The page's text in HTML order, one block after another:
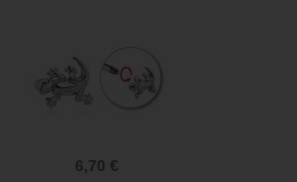
6,70 €